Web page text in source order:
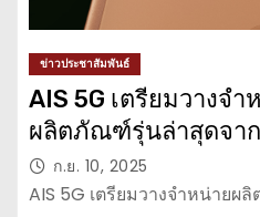
ข่าวประชาสัมพันธ์
AIS 5G เตรียมวางจ
ผลิตภัณฑ์รุ่นล่าสุดจา
ก.ย. 10, 2025
AIS 5G เตรียมวางจำหน่ายผ